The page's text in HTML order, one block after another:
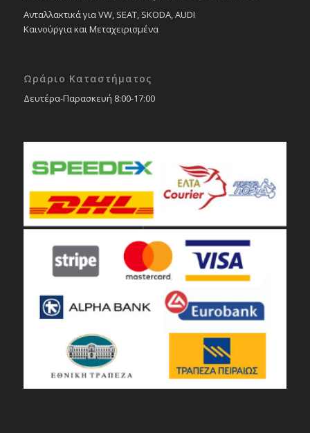
Ανταλλακτικά για VW, SEAT, SKODA, AUDI
Καινούργια και Μεταχειρισμένα
Ωράριο Καταστήματος
Δευτέρα-Παρασκευή 8:00-17:00